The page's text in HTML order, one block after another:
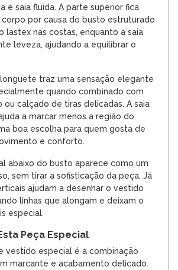
e saia fluida. A parte superior fica
corpo por causa do busto estruturado
lastex nas costas, enquanto a saia
leveza, ajudando a equilibrar o
traz uma sensação elegante
quando combinado com
ou calçado de tiras delicadas. A saia
a marcar menos a região do
boa escolha para quem gosta de
e conforto.
abaixo do busto aparece como um
sem tirar a sofisticação da peça. Já
ajudam a desenhar o vestido
linhas que alongam e deixam o
especial.
Peça Especial
vestido especial é a combinação
marcante e acabamento delicado.